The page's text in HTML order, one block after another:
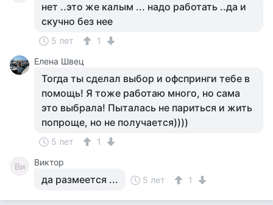
нет ..это же калым ... надо работать ..да и
скучно без нее
5 лет
1
Елена Швец
Тогда ты сделал выбор и офспринги тебе в
помощь! Я тоже работаю много, но сама
это выбрала! Пыталась не париться и жить
попроще, но не получается))))
5 лет 1
Ви Виктор
да размеется ... 5 лет 1